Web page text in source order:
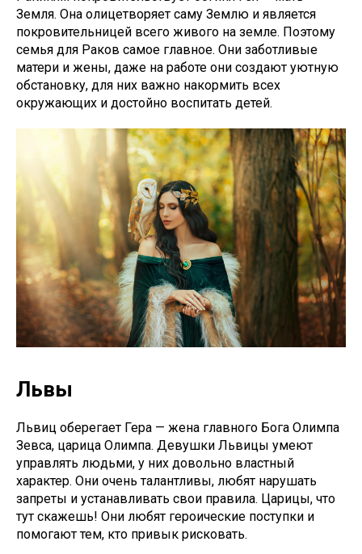
Земля. Она олицетворяет саму Землю и является
покровительницей всего живого на земле. Поэтому
семья для Раков самое главное. Они заботливые
матери и жены, даже на работе они создают уютную
обстановку, для них важно накормить всех
окружающих и достойно воспитать детей.
Львы
Львиц оберегает Гера — жена главного Бога Олимпа
Зевса, царица Олимпа. Девушки Львицы умеют
управлять людьми, у них довольно властный
характер. Они очень талантливы, любят нарушать
запреты и устанавливать свои правила. Царицы, что
тут скажешь! Они любят героические поступки и
помогают тем, кто привык рисковать.